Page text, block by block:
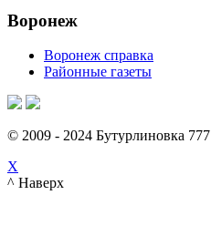
Воронеж
Воронеж справка
Районные газеты
© 2009 - 2024 Бутурлиновка 777
X
^ Наверх